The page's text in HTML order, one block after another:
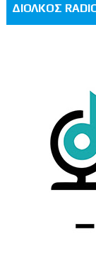
ΔΙΟΛΚΟΣ